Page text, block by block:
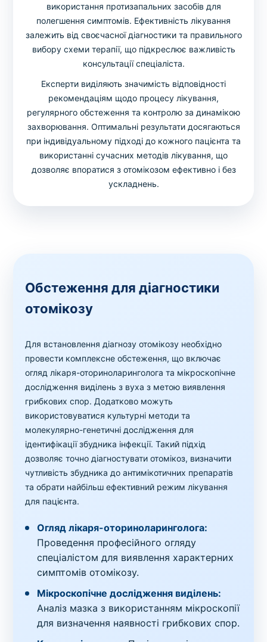
використання протизапальних засобів для
полегшення симптомів. Ефективність лікування
залежить від своєчасної діагностики та правильного
вибору схеми терапії, що підкреслює важливість
консультації спеціаліста.
Експерти виділяють значимість відповідності
рекомендаціям щодо процесу лікування,
регулярного обстеження та контролю за динамікою
захворювання. Оптимальні результати досягаються
при індивідуальному підході до кожного пацієнта та
використанні сучасних методів лікування, що
дозволяє впоратися з отомікозом ефективно і без
ускладнень.
Обстеження для діагностики
отомікозу
Для встановлення діагнозу отомікозу необхідно
провести комплексне обстеження, що включає
огляд лікаря-оториноларинголога та мікроскопічне
дослідження виділень з вуха з метою виявлення
грибкових спор. Додатково можуть
використовуватися культурні методи та
молекулярно-генетичні дослідження для
ідентифікації збудника інфекції. Такий підхід
дозволяє точно діагностувати отомікоз, визначити
чутливість збудника до антимікотичних препаратів
та обрати найбільш ефективний режим лікування
для пацієнта.
Огляд лікаря-оториноларинголога:
Проведення професійного огляду
спеціалістом для виявлення характерних
симптомів отомікозу.
Мікроскопічне дослідження виділень:
Аналіз мазка з використанням мікроскопії
для визначення наявності грибкових спор.